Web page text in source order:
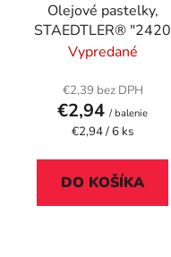
Olejové pastelky,
STAEDTLER® "2420
M", 6 rôznych
Vypredané
€2,39 bez DPH
€2,94 / balenie
Jednotková
€2,94 / 6 ks
DO KOŠÍKA